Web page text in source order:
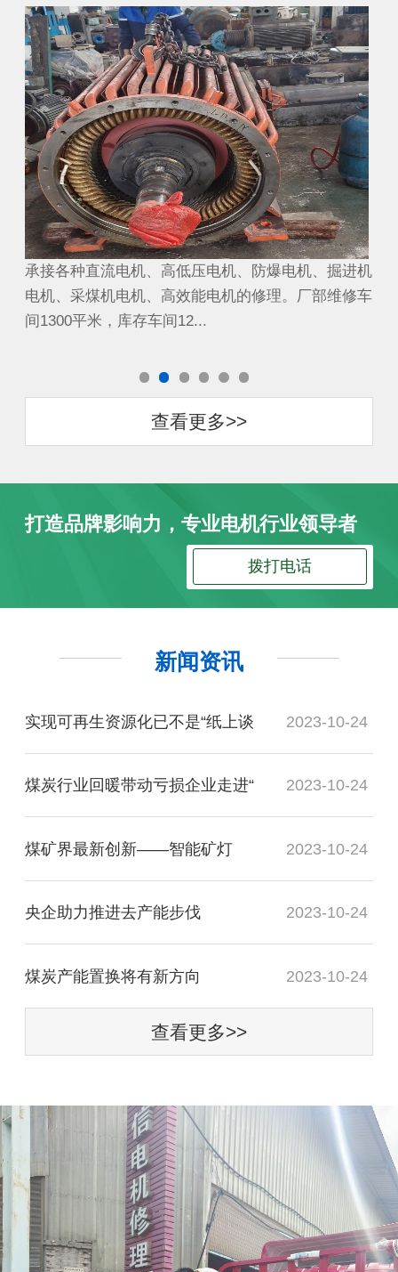
煤矿截割电机
承接各种直流电机、高低压电机、防爆电机、掘进机
电机、采煤机电机、高效能电机的修理。厂部维修车
间1300平米，库存车间12...
查看更多>>
打造品牌影响力，专业电机行业领导者
拨打电话
新闻资讯
实现可再生资源化已不是“纸上谈 2023-10-24
煤炭行业回暖带动亏损企业走进“ 2023-10-24
煤矿界最新创新——智能矿灯 2023-10-24
央企助力推进去产能步伐 2023-10-24
煤炭产能置换将有新方向 2023-10-24
查看更多>>